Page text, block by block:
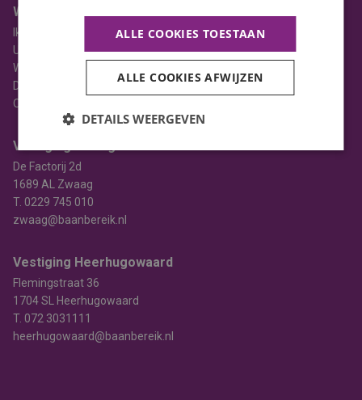
Werkgever
Ik heb een vacature
Uitzenden
Werving & selectie
Detacheren
Opleiden
Vestiging Zwaag
De Factorij 2d
1689 AL Zwaag
T. 0229 745 010
zwaag@baanbereik.nl
Vestiging Heerhugowaard
Flemingstraat 36
1704 SL Heerhugowaard
T. 072 3031111
heerhugowaard@baanbereik.nl
ALLE COOKIES TOESTAAN
ALLE COOKIES AFWIJZEN
DETAILS WEERGEVEN